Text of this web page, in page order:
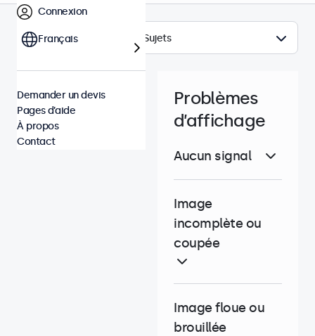
Sujets
Problèmes
d’affichage
Aucun signal
Image
incomplète ou
coupée
Image floue ou
brouillée
Connexion
Français
Demander un devis
Pages d’aide
À propos
Contact